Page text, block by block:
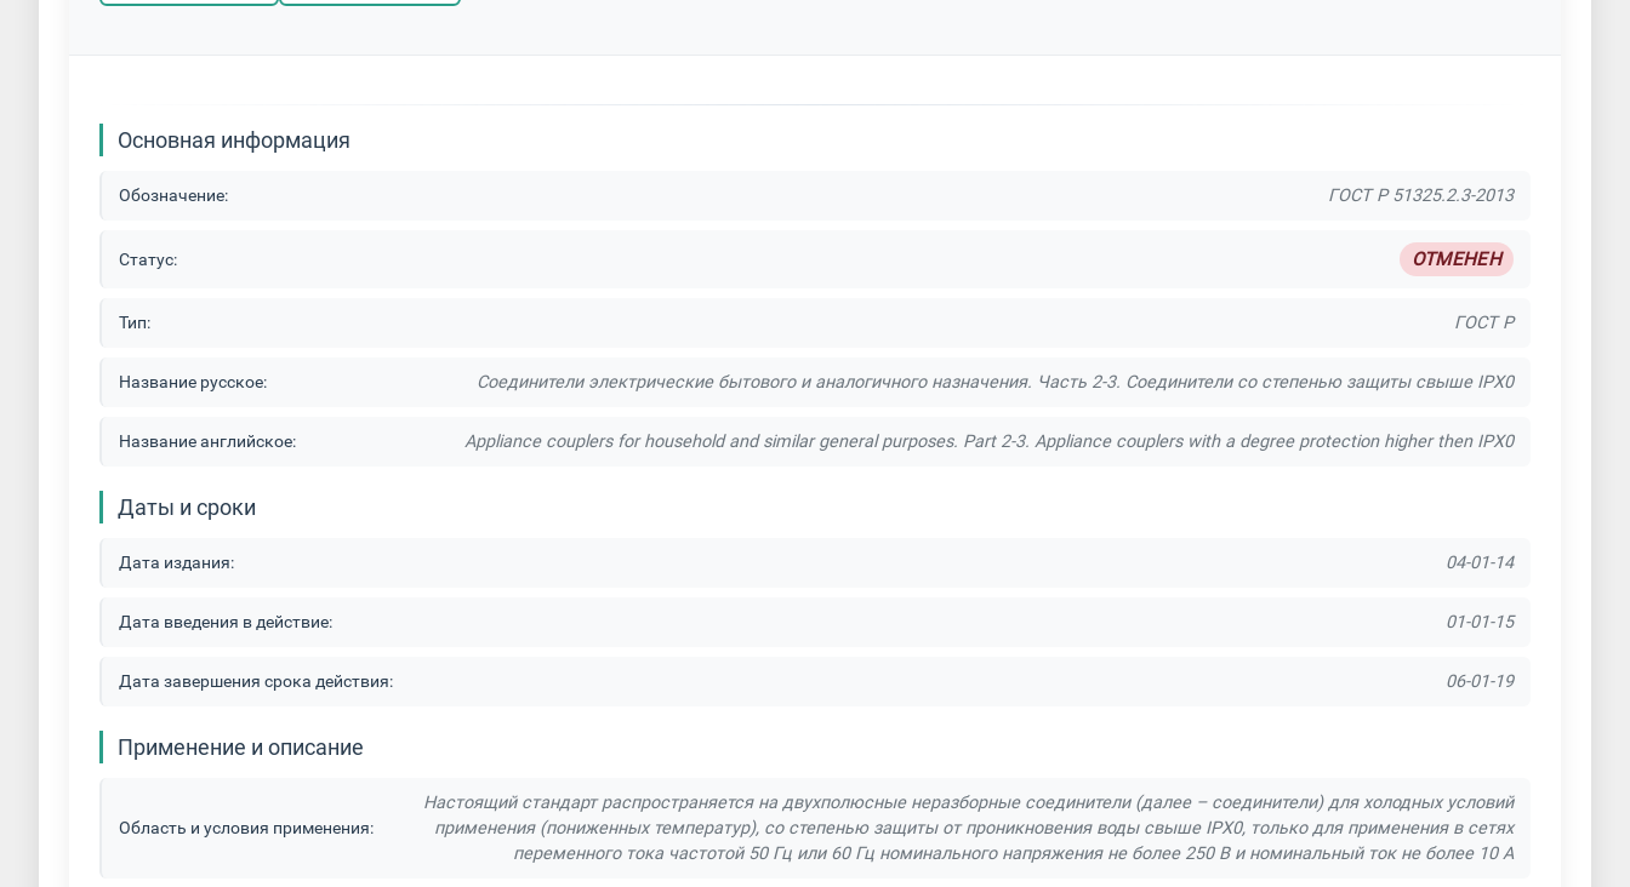
Основная информация
Обозначение: ГОСТ Р 51325.2.3-2013
Статус: ОТМЕНЕН
Тип: ГОСТ Р
Название русское: Соединители электрические бытового и аналогичного назначения. Часть 2-3. Соединители со степенью защиты свыше IPX0
Название английское: Appliance couplers for household and similar general purposes. Part 2-3. Аppliance couplers with a degree protection higher then IPX0
Даты и сроки
Дата издания: 04-01-14
Дата введения в действие: 01-01-15
Дата завершения срока действия: 06-01-19
Применение и описание
Область и условия применения:
Настоящий стандарт распространяется на двухполюсные неразборные соединители (далее – соединители) для холодных условий
применения (пониженных температур), со степенью защиты от проникновения воды свыше IPX0, только для применения в сетях
переменного тока частотой 50 Гц или 60 Гц номинального напряжения не более 250 В и номинальный ток не более 10 А